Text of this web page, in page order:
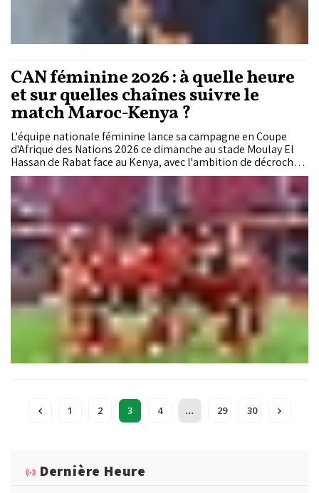
CAN féminine 2026 : à quelle heure
et sur quelles chaînes suivre le
match Maroc-Kenya ?
L'équipe nationale féminine lance sa campagne en Coupe
d'Afrique des Nations 2026 ce dimanche au stade Moulay El
Hassan de Rabat face au Kenya, avec l'ambition de décrocher
son tout premier titre continental.
1 2 3 4 ... 29 30
Dernière Heure